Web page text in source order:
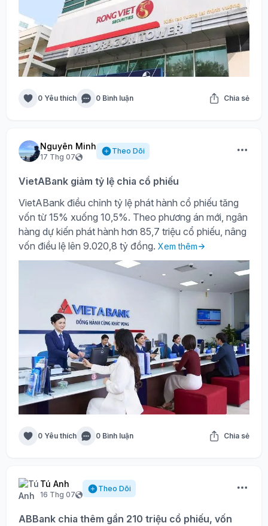
0 Yêu thích 0 Bình luận Chia sẻ
Nguyên Minh
17 Thg 07
Theo Dõi
VietABank giảm tỷ lệ chia cổ phiếu
VietABank điều chỉnh tỷ lệ phát hành cổ phiếu tăng
vốn từ 15% xuống 10,5%. Theo phương án mới, ngân
hàng dự kiến phát hành hơn 85,7 triệu cổ phiếu, nâng
vốn điều lệ lên 9.020,8 tỷ đồng. Xem thêm
0 Yêu thích 0 Bình luận Chia sẻ
Tú Anh
16 Thg 07
Theo Dõi
ABBank chia thêm gần 210 triệu cổ phiếu, vốn